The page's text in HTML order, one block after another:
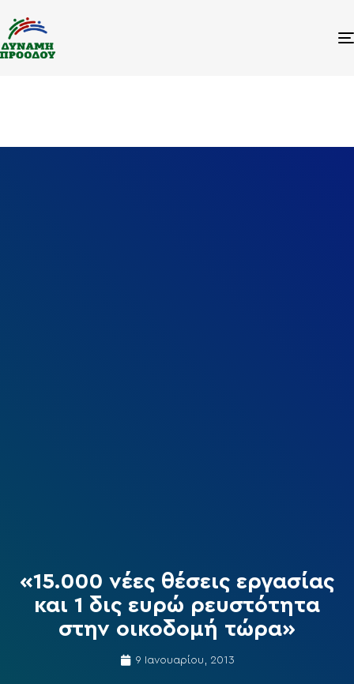
«15.000 νέες θέσεις εργασίας
και 1 δις ευρώ ρευστότητα
στην οικοδομή τώρα»
9 Ιανουαρίου, 2013